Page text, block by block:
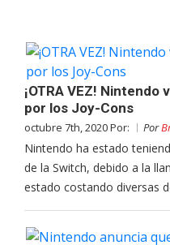
¡OTRA VEZ! Nintendo
por los Joy-Cons
octubre 7th, 2020 Por: Por
Nintendo ha estado
de la Switch, debido a la
estado costando diversas